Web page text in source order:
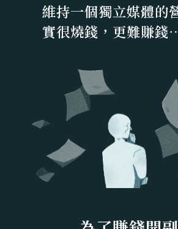
維持一個獨立媒體的
實很燒錢，更難賺